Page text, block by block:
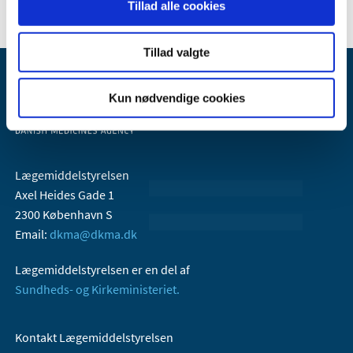
Tillad alle cookies
Tillad valgte
Kun nødvendige cookies
Lægemiddelstyrelsen
Axel Heides Gade 1
2300 København S
Email: dkma@dkma.dk
Lægemiddelstyrelsen er en del af
Sundheds- og Kirkeministeriet.
Kontakt Lægemiddelstyrelsen